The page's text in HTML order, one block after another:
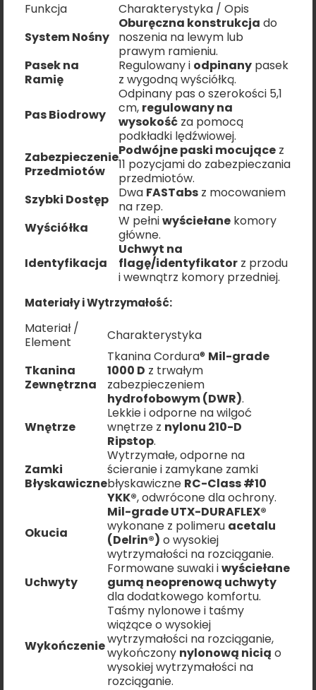
Funkcja
Charakterystyka / Opis
System Nośny
Oburęczna konstrukcja do
noszenia na lewym lub
prawym ramieniu.
Pasek na
Ramię
Regulowany i odpinany pasek
z wygodną wyściółką.
Pas Biodrowy
Odpinany pas o szerokości 5,1
cm, regulowany na
wysokość za pomocą
podkładki lędźwiowej.
Zabezpieczenie
Przedmiotów
Podwójne paski mocujące z
11 pozycjami do zabezpieczania
przedmiotów.
Szybki Dostęp
Dwa FASTabs z mocowaniem
na rzep.
Wyściółka
W pełniwyściełane komory
główne.
Identyfikacja
Uchwyt na
flagę/identyfikator z przodu
i wewnątrz komory przedniej.
Materiały i Wytrzymałość:
Materiał /
Element
Charakterystyka
Tkanina
Zewnętrzna
Tkanina Cordura® Mil-grade
1000 D z trwałym
zabezpieczeniem
hydrofobowym (DWR).
Wnętrze
Lekkie i odporne na wilgoć
wnętrze z nylonu 210-D
Ripstop.
Zamki
Błyskawiczne
Wytrzymałe, odporne na
ścieranie i zamykane zamki
błyskawiczne RC-Class #10
YKK®, odwrócone dla ochrony.
Okucia
Mil-grade UTX-DURAFLEX®
wykonane z polimeru acetalu
(Delrin®) o wysokiej
wytrzymałości na rozciąganie.
Uchwyty
Formowane suwaki iwyściełane
gumą neoprenową uchwyty
dla dodatkowego komfortu.
Wykończenie
Taśmy nylonowe i taśmy
wiążące o wysokiej
wytrzymałości na rozciąganie,
wykończony nylonową nicią o
wysokiej wytrzymałości na
rozciąganie.